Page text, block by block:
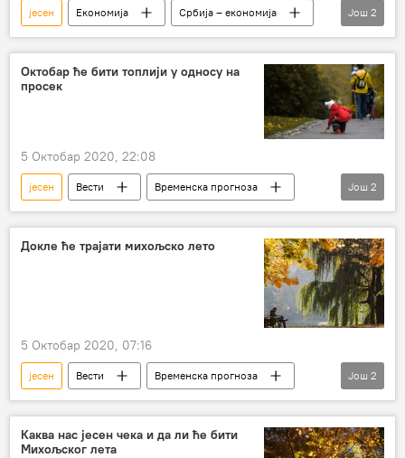
јесен Економија
Србија – економија
Туризам и трговина
ЕКОНОМИЈА
Још 2
Октобар ће бити топлији у односу на
просек
5 Октобар 2020, 22:08
јесен Вести
Временска прогноза
РХМЗ
октобар
Још 2
Докле ће трајати михољско лето
5 Октобар 2020, 07:16
јесен Вести
Временска прогноза
РХМЗ
Друштво
Још 2
Каква нас јесен чека и да ли ће бити
Михољског лета